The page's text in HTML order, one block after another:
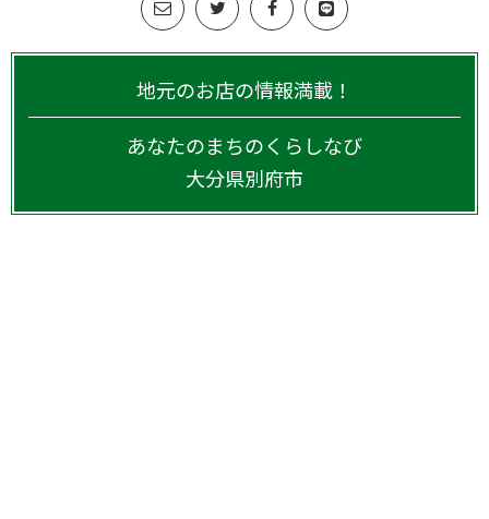
地元のお店の情報満載！
あなたのまちのくらしなび
大分県別府市